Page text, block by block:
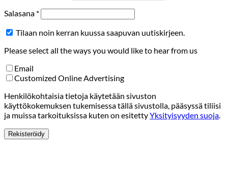
Salasana *Vaaditaan
Tilaan noin kerran kuussa saapuvan uutiskirjeen.
Please select all the ways you would like to hear from us
Email
Customized Online Advertising
Henkilökohtaisia tietoja käytetään sivuston
käyttökokemuksen tukemisessa tällä sivustolla, pääsyssä tiliisi
ja muissa tarkoituksissa kuten on esitettyYksityisyyden suoja
Rekisteröidy